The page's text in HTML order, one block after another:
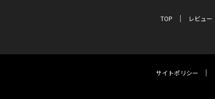
TOP レビュー
サイトポリシー